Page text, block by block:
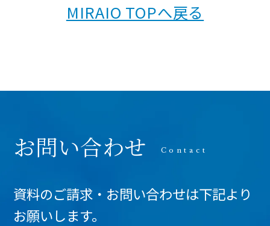
MIRAIO TOPへ戻る
お問い合わせ
資料のご請求・お問い合わせは下記より
お願いします。